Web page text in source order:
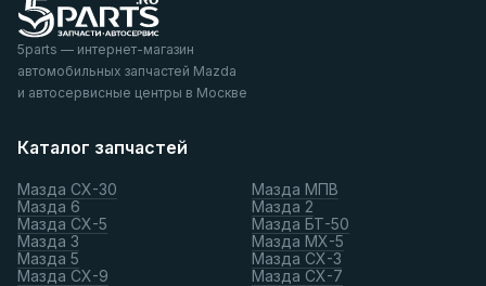
5parts — интернет-магазин
автомобильных запчастей Mazda
и автосервисные центры в Москве
Каталог запчастей
Мазда СХ-30
Мазда 6
Мазда СХ-5
Мазда 3
Мазда 5
Мазда СХ-9
Мазда МПВ
Мазда 2
Мазда БТ-50
Мазда МХ-5
Мазда СХ-3
Мазда СХ-7